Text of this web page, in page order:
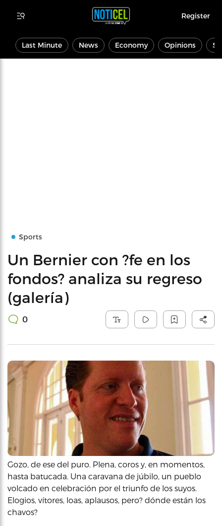
Register
Last Minute News Economy Opinions
Sports
Un Bernier con ?fe en los
fondos? analiza su regreso
(galería)
0
Gozo, de ese del puro. Plena, coros y, en momentos,
hasta batucada. Una caravana de júbilo, un pueblo
volcado en celebración por el triunfo de los suyos.
Elogios, vítores, loas, aplausos, pero? dónde están los
chavos?